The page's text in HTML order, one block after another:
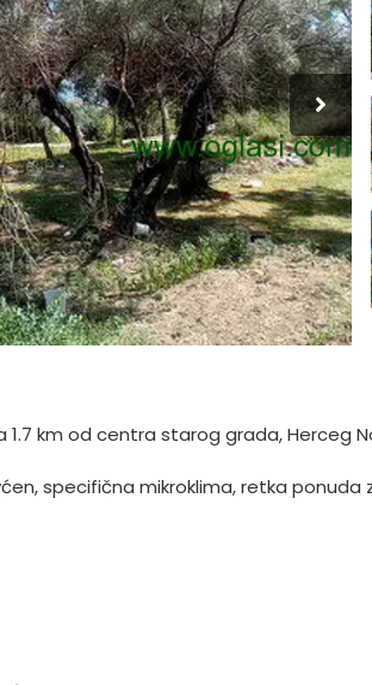
km od centra starog grada, Herceg
specifična mikroklima, retka ponuda